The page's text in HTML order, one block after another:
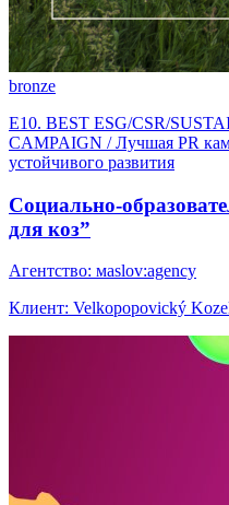
bronze
E10. BEST ESG/CSR/
CAMPAIGN / Лучшая PR
устойчивого развития
Социально-
для коз”
Агентство: мaslov:agency
Клиент: Velkopopovický